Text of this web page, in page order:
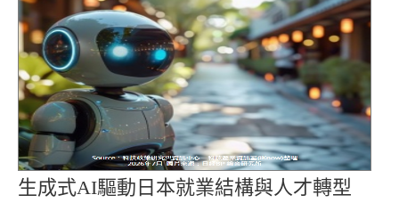
生成式AI驅動日本就業結構與人才轉型